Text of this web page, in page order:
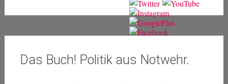
Das Buch! Politik aus Notwehr.